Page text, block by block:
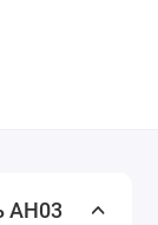
АН03